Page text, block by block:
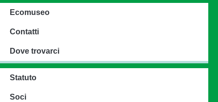
Ecomuseo
Contatti
Dove trovarci
Statuto
Soci